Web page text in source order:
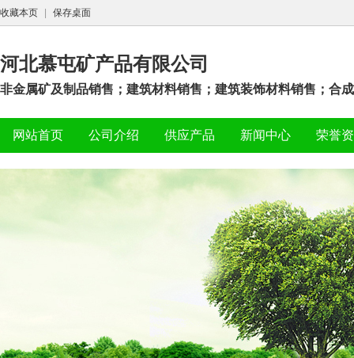
收藏本页 保存桌面
河北慕屯矿产品有限公司
非金属矿及制品销售；建筑材料销售；建筑装饰材料销售；合
网站首页 公司介绍 供应产品 新闻中心 荣誉